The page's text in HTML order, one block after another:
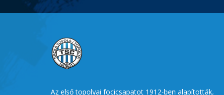
Az első topolyai focicsapatot 1912-ben alapították,